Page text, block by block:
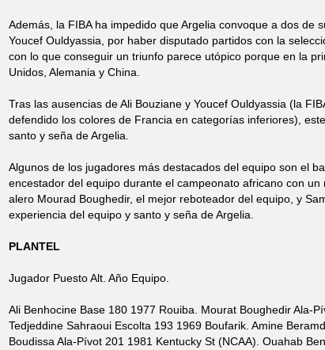
Además, la FIBA ha impedido que Argelia convoque a dos de
Youcef Ouldyassia, por haber disputado partidos con la
con lo que conseguir un triunfo parece utópico porque en la
Unidos, Alemania y China.
Tras las ausencias de Ali Bouziane y Youcef Ouldyassia (la
defendido los colores de Francia en categorías inferiores),
santo y seña de Argelia.
Algunos de los jugadores más destacados del equipo son el
encestador del equipo durante el campeonato africano con
alero Mourad Boughedir, el mejor reboteador del equipo, y
experiencia del equipo y santo y seña de Argelia.
PLANTEL
Jugador Puesto Alt. Año Equipo.
Ali Benhocine Base 180 1977 Rouiba. Mourat Boughedir Ala-
Tedjeddine Sahraoui Escolta 193 1969 Boufarik. Amine
Boudissa Ala-Pívot 201 1981 Kentucky St (NCAA). Ouahab